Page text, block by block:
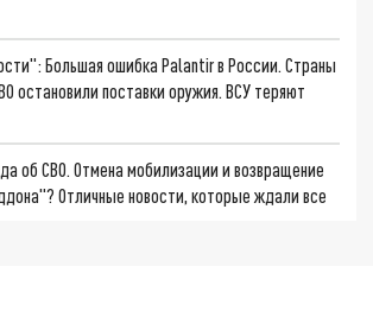
Большая ошибка Palantir в России. Страны
остановили поставки оружия. ВСУ теряют
об СВО. Отмена мобилизации и возвращение
Отличные новости, которые ждали все